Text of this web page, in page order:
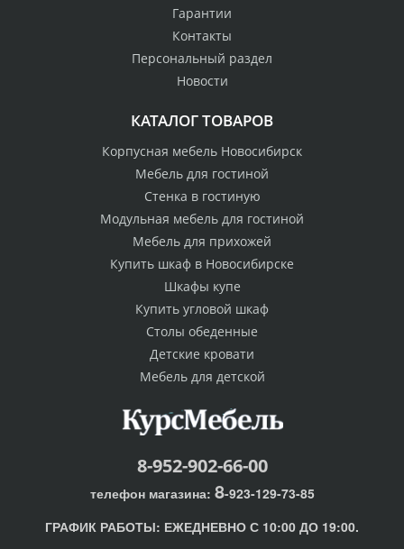
Гарантии
Контакты
Персональный раздел
Новости
КАТАЛОГ ТОВАРОВ
Корпусная мебель Новосибирск
Мебель для гостиной
Стенка в гостиную
Модульная мебель для гостиной
Мебель для прихожей
Купить шкаф в Новосибирске
Шкафы купе
Купить угловой шкаф
Столы обеденные
Детские кровати
Мебель для детской
8-952-902-66-00
телефон магазина: 8-923-129-73-85
ГРАФИК РАБОТЫ: ЕЖЕДНЕВНО С 10:00 ДО 19:00.